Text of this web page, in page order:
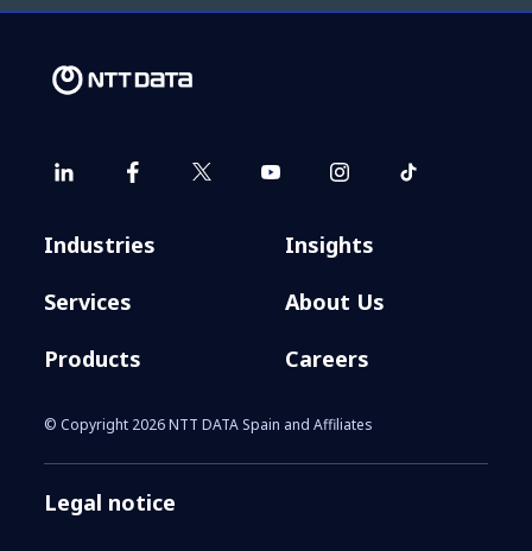
Industries
Services
Products
Insights
About Us
Careers
© Copyright 2026 NTT DATA Spain and Affiliates
Legal notice